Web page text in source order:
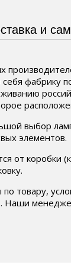
и
фабрику
выбор
элементов.
от коробки
по товару,
. Наши